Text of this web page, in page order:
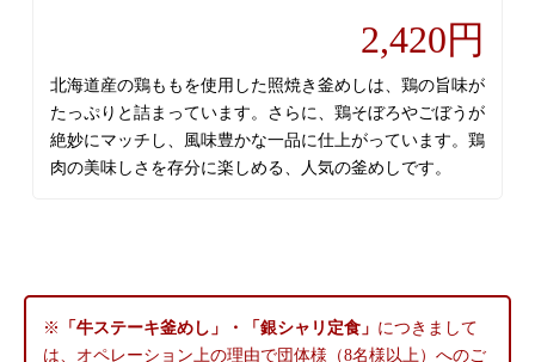
2,420円
北海道産の鶏ももを使用した照焼き釜めしは、鶏の旨味が
たっぷりと詰まっています。さらに、鶏そぼろやごぼうが
絶妙にマッチし、風味豊かな一品に仕上がっています。鶏
肉の美味しさを存分に楽しめる、人気の釜めしです。
※ 「牛ステーキ釜めし」・「銀シャリ定食」 につきまして
は、オペレーション上の理由で団体様（8名様以上）へのご